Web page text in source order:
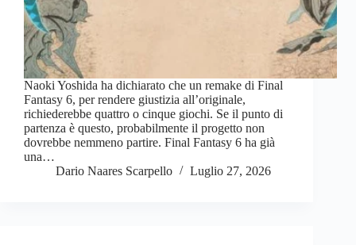
Naoki Yoshida ha dichiarato che un remake di Final
Fantasy 6, per rendere giustizia all’originale,
richiederebbe quattro o cinque giochi. Se il punto di
partenza è questo, probabilmente il progetto non
dovrebbe nemmeno partire. Final Fantasy 6 ha già
una…
Dario Naares Scarpello
Luglio 27, 2026